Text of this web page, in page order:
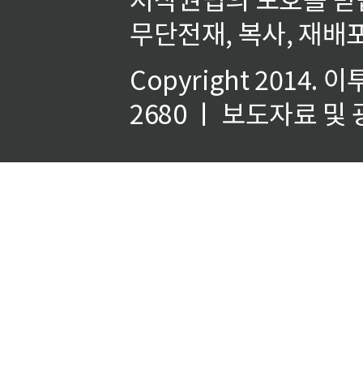
무단전재, 복사, 재배
Copyright 2014. 이
2680 ㅣ 보도자료